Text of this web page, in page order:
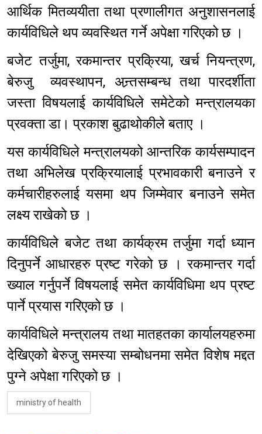
आर्थिक मितव्ययीता तथा प्रणालीगत अनुशासनलाई
कार्यविधिले थप व्यवस्थित गर्ने अपेक्षा गरिएको छ ।
बजेट तर्जुमा, रकमान्तर प्रक्रिया, खर्च नियन्त्रण,
बेरुजु व्यवस्थापन, अन्र्तसम्बन्ध तथा पारदर्शीता
जस्ता विषयलाई कार्यविधिले समेटेको मन्त्रालयका
प्रवक्ता डा। प्रकाश बुढाथोकीले बताए ।
यस कार्यविधिले मन्त्रालयको आन्तरिक कार्यसम्पादन
तथा अभिलेख प्रक्रियालाई प्रभावकारी बनाउने र
कर्मचारीहरुलाई यसमा थप जिम्मेवार बनाउने समेत
लक्ष्य राखेको छ ।
कार्यविधिले बजेट तथा कार्यक्रम तर्जुमा गर्दा ध्यान
दिनुपर्ने आधारहरु प्रष्ट गरेको छ । रकमान्तर गर्दा
ख्याल गर्नुपर्ने विषयलाई समेत कार्यविधिमा थप प्रष्ट
पार्ने प्रयास गरिएको छ ।
कार्यविधिले मन्त्रालय तथा मातहतका कार्यालयहरुमा
देखिएको बेरुजु समस्या सम्बोधनमा समेत विशेष मद्दत
पुग्ने अपेक्षा गरिएको छ ।
ministry of health